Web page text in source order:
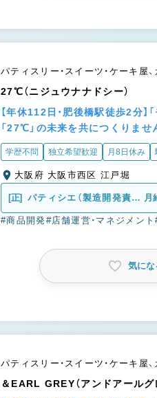
パティスリー・スイーツ・ケーキ屋
27℃（ニジュウナナドシー）
【年休112日・肥後橋駅徒歩2分
「27℃」の未来を共につくりませ
学歴不問 独立希望歓迎 月8日休み
大阪府 大阪市西区 江戸堀
[正]
パティシエ（製造開発責任
者候補）
月
#商品開発#店舗運営・マネジメント
気にな
パティスリー・スイーツ・ケーキ屋
＆EARL GREY（アンドアールグ